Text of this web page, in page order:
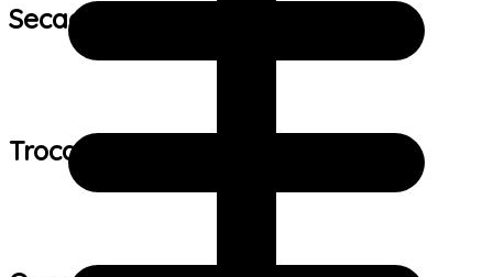
Secagem:
Trocas e devoluções: